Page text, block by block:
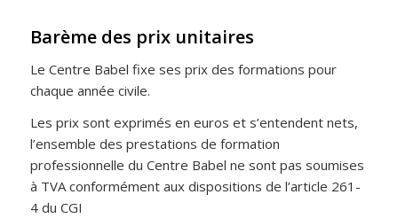
Barème des prix unitaires
Le Centre Babel fixe ses prix des formations pour
chaque année civile.
Les prix sont exprimés en euros et s’entendent nets,
l’ensemble des prestations de formation
professionnelle du Centre Babel ne sont pas soumises
à TVA conformément aux dispositions de l’article 261-
4 du CGI